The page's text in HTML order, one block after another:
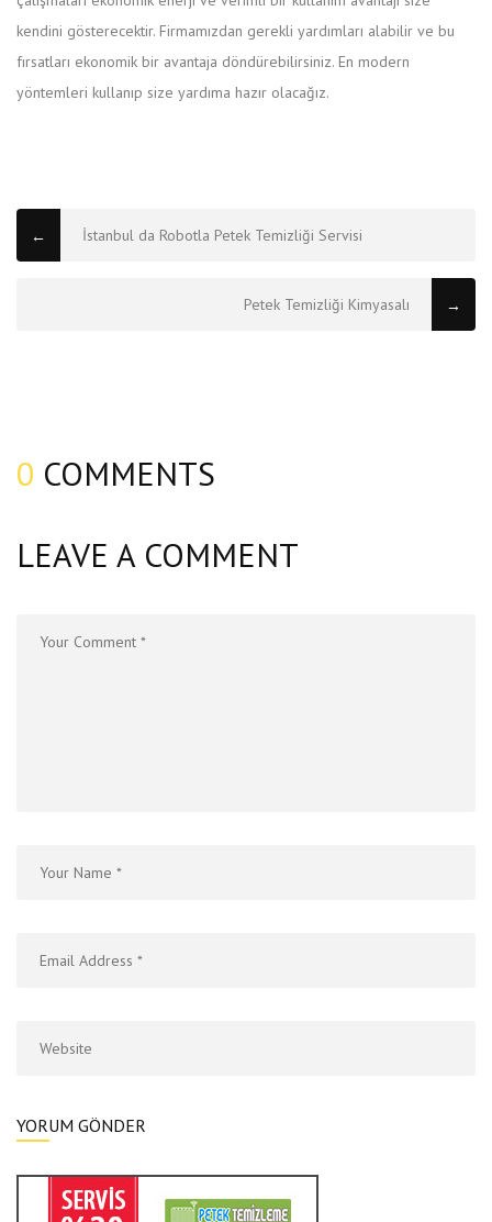
kendini gösterecektir. Firmamızdan gerekli yardımları alabilir ve bu
fırsatları ekonomik bir avantaja döndürebilirsiniz. En modern
yöntemleri kullanıp size yardıma hazır olacağız.
← İstanbul da Robotla Petek Temizliği Servisi
Petek Temizliği Kimyasalı →
0 COMMENTS
LEAVE A COMMENT